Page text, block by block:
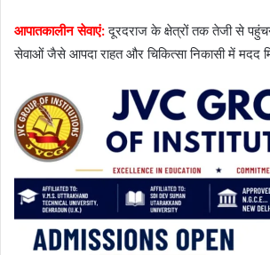
आपातकालीन सेवाएं: दूरदराज के क्षेत्रों तक तेजी से
सेवाओं जैसे आपदा राहत और चिकित्सा निकासी में मदद